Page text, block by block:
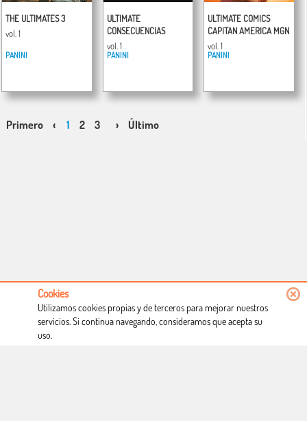
THE ULTIMATES 3
vol. 1
PANINI
ULTIMATE
CONSECUENCIAS
vol. 1
PANINI
ULTIMATE COMICS
CAPITAN AMERICA MGN
vol. 1
PANINI
Primero ‹ 1 2 3 › Último
Condiciones de uso
Cookies
Utilizamos cookies propias y de terceros para mejorar nuestros
servicios. Si continua navegando, consideramos que acepta su
uso.